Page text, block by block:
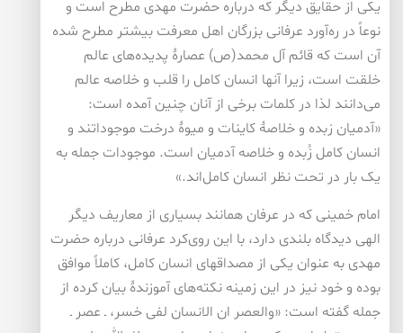
یکی از حقایق دیگر که درباره حضرت مهدی مطرح است و
نوعاً در ره‌آورد عرفانی بزرگان اهل معرفت بیشتر مطرح شده
آن است که قائم آل محمد(ص) عصارۀ پدیده‌های عالم
خلقت است، زیرا آنها انسان کامل را قلب و خلاصه عالم
می‌دانند لذا در کلمات برخی از آنان چنین آمده است:
«آدمیان زبده و خلاصۀ کاینات و میوۀ درخت موجوداتند و
انسان کامل زُبده و خلاصه آدمیان است. موجودات جمله به
یک بار در تحت نظر انسان کامل‌اند.»
امام خمینی که در عرفان همانند بسیاری از معاریف دیگر
الهی دیدگاه بلندی دارد، با این روی‌کرد عرفانی درباره حضرت
مهدی به عنوان یکی از مصداقهای انسان کامل، کاملاً موافق
بوده و خود نیز در این زمینه نکته‌های آموزندۀ بیان کرده از
جمله گفته است: «والعصر ان الانسان لفی خسر، ـ عصر ـ